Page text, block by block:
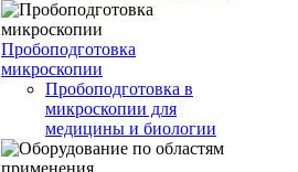
Пробоподготовка
микроскопии
Пробоподготовка в
микроскопии для
медицины и биологии